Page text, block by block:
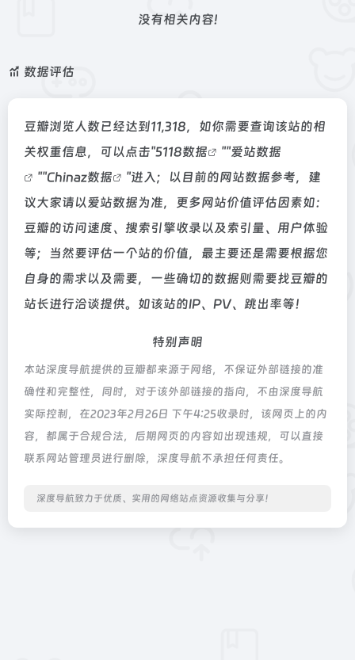
没有相关内容!
数据评估
豆瓣浏览人数已经达到11,318，如你需要查询该站的相
关权重信息，可以点击"5118数据 ""爱站数据
""Chinaz数据
"进入；以目前的网站数据参考，建
议大家请以爱站数据为准，更多网站价值评估因素如：
豆瓣的访问速度、搜索引擎收录以及索引量、用户体验
等；当然要评估一个站的价值，最主要还是需要根据您
自身的需求以及需要，一些确切的数据则需要找豆瓣的
站长进行洽谈提供。如该站的IP、PV、跳出率等！
特别声明
本站深度导航提供的豆瓣都来源于网络，不保证外部链接的准
确性和完整性，同时，对于该外部链接的指向，不由深度导航
实际控制，在2023年2月26日 下午4:25收录时，该网页上的内
容，都属于合规合法，后期网页的内容如出现违规，可以直接
联系网站管理员进行删除，深度导航不承担任何责任。
深度导航致力于优质、实用的网络站点资源收集与分享！